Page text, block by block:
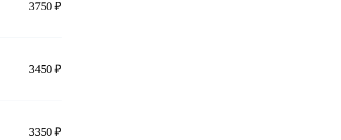
3750 ₽
3450 ₽
3350 ₽